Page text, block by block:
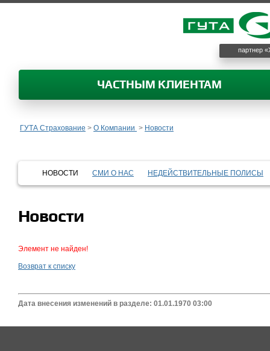
партнер
ЧАСТНЫМ КЛИЕНТАМ
ГУТА Страхование > О Компании > Новости
НОВОСТИ СМИ О НАС НЕДЕЙСТВИТЕЛЬНЫЕ ПОЛИСЫ
Новости
Элемент не найден!
Возврат к списку
Дата внесения изменений в разделе: 01.01.1970 03:00